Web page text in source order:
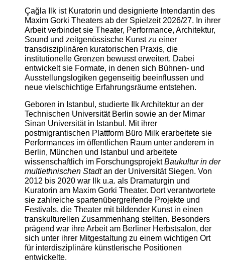
Çağla Ilk ist Kuratorin und designierte Intendantin des
Maxim Gorki Theaters ab der Spielzeit 2026/27. In ihrer
Arbeit verbindet sie Theater, Performance, Architektur,
Sound und zeitgenössische Kunst zu einer
transdisziplinären kuratorischen Praxis, die
institutionelle Grenzen bewusst erweitert. Dabei
entwickelt sie Formate, in denen sich Bühnen- und
Ausstellungslogiken gegenseitig beeinflussen und
neue vielschichtige Erfahrungsräume entstehen.
Geboren in Istanbul, studierte Ilk Architektur an der
Technischen Universität Berlin sowie an der Mimar
Sinan Universität in Istanbul. Mit ihrer
postmigrantischen Plattform Büro Milk erarbeitete sie
Performances im öffentlichen Raum unter anderem in
Berlin, München und Istanbul und arbeitete
wissenschaftlich im ForschungsprojektBaukultur in der
multiethnischen Stadtan der Universität Siegen. Von
2012 bis 2020 war Ilk u.a. als Dramaturgin und
Kuratorin am Maxim Gorki Theater. Dort verantwortete
sie zahlreiche spartenübergreifende Projekte und
Festivals, die Theater mit bildender Kunst in einen
transkulturellen Zusammenhang stellten. Besonders
prägend war ihre Arbeit am Berliner Herbstsalon, der
sich unter ihrer Mitgestaltung zu einem wichtigen Ort
für interdisziplinäre künstlerische Positionen
entwickelte.